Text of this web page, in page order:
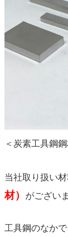
＜炭素工具鋼
当社取り扱い
材）
がござい
工具鋼のなか